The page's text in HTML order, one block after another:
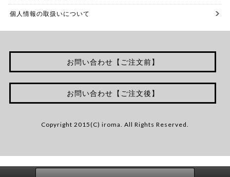
個人情報の取扱いについて
お問い合わせ【ご注文前】
お問い合わせ【ご注文後】
Copyright 2015(C) iroma. All Rights Reserved.